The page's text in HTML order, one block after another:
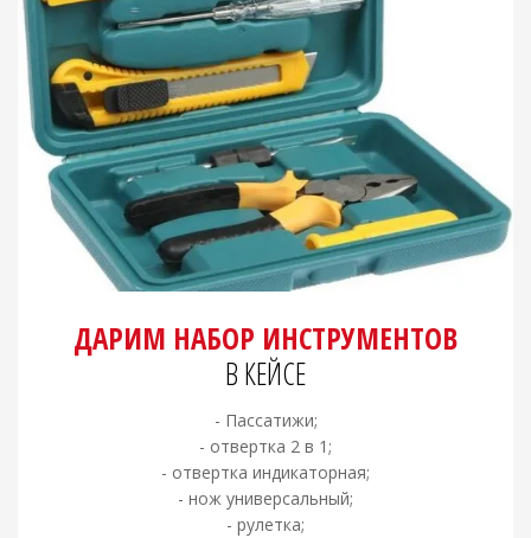
ДАРИМ НАБОР ИНСТРУМЕНТОВ
В КЕЙСЕ
- Пассатижи;
- отвертка 2 в 1;
- отвертка индикаторная;
- нож универсальный;
- рулетка;